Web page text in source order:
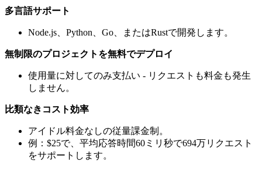
多言語サポート
Node.js、Python、Go、またはRustで開発します。
無制限のプロジェクトを無料でデプロイ
使用量に対してのみ支払い - リクエストも料金も発生
しません。
比類なきコスト効率
アイドル料金なしの従量課金制。
例：$25で、平均応答時間60ミリ秒で694万リクエスト
をサポートします。